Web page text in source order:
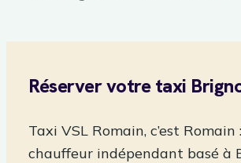
Réserver votre taxi
Taxi VSL Romain, c’est Romain
chauffeur indépendant basé à